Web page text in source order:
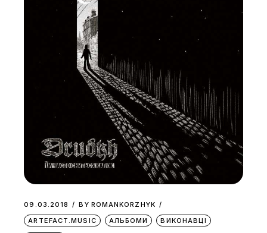
09.03.2018 BY ROMANKORZHYK
ARTEFACT.MUSIC
АЛЬБОМИ ВИКОНАВЦІ